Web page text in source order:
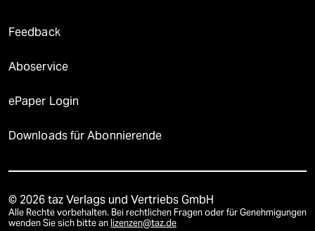
Feedback
Aboservice
ePaper Login
Downloads für Abonnierende
© 2026 taz Verlags und Vertriebs GmbH
Alle Rechte vorbehalten. Bei rechtlichen Fragen oder für Genehmigungen
wenden Sie sich bitte an lizenzen@taz.de